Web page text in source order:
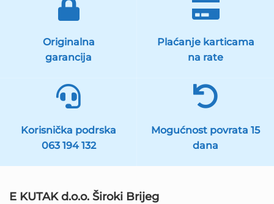
Originalna
garancija
Plaćanje karticama
na rate
Korisnička podrska
063 194 132
Mogućnost povrata 15
dana
E KUTAK d.o.o. Široki Brijeg